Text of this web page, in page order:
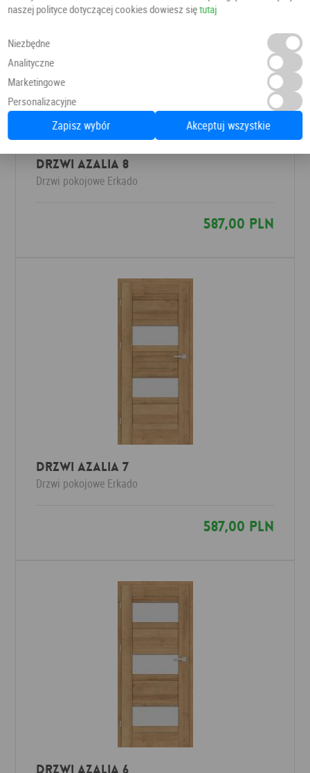
Drzwi AZALIA 8
Drzwi pokojowe Erkado
587,00 PLN
Drzwi AZALIA 7
Drzwi pokojowe Erkado
587,00 PLN
Drzwi AZALIA 6
naszej polityce dotyczącej cookies dowiesz siętutaj
Niezbędne
Analityczne
Marketingowe
Personalizacyjne
Zapisz wybór Akceptuj wszystkie